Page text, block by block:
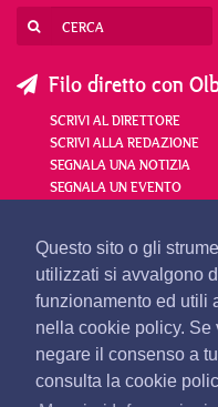
Questo sito o gli
utilizzati si avvalgono
funzionamento ed utili
nella cookie policy.
negare il consenso a
consulta la cookie
Filo diretto con
SCRIVI AL DIRETTORE
SCRIVI ALLA REDAZIONE
SEGNALA UNA NOTIZIA
SEGNALA UN EVENTO